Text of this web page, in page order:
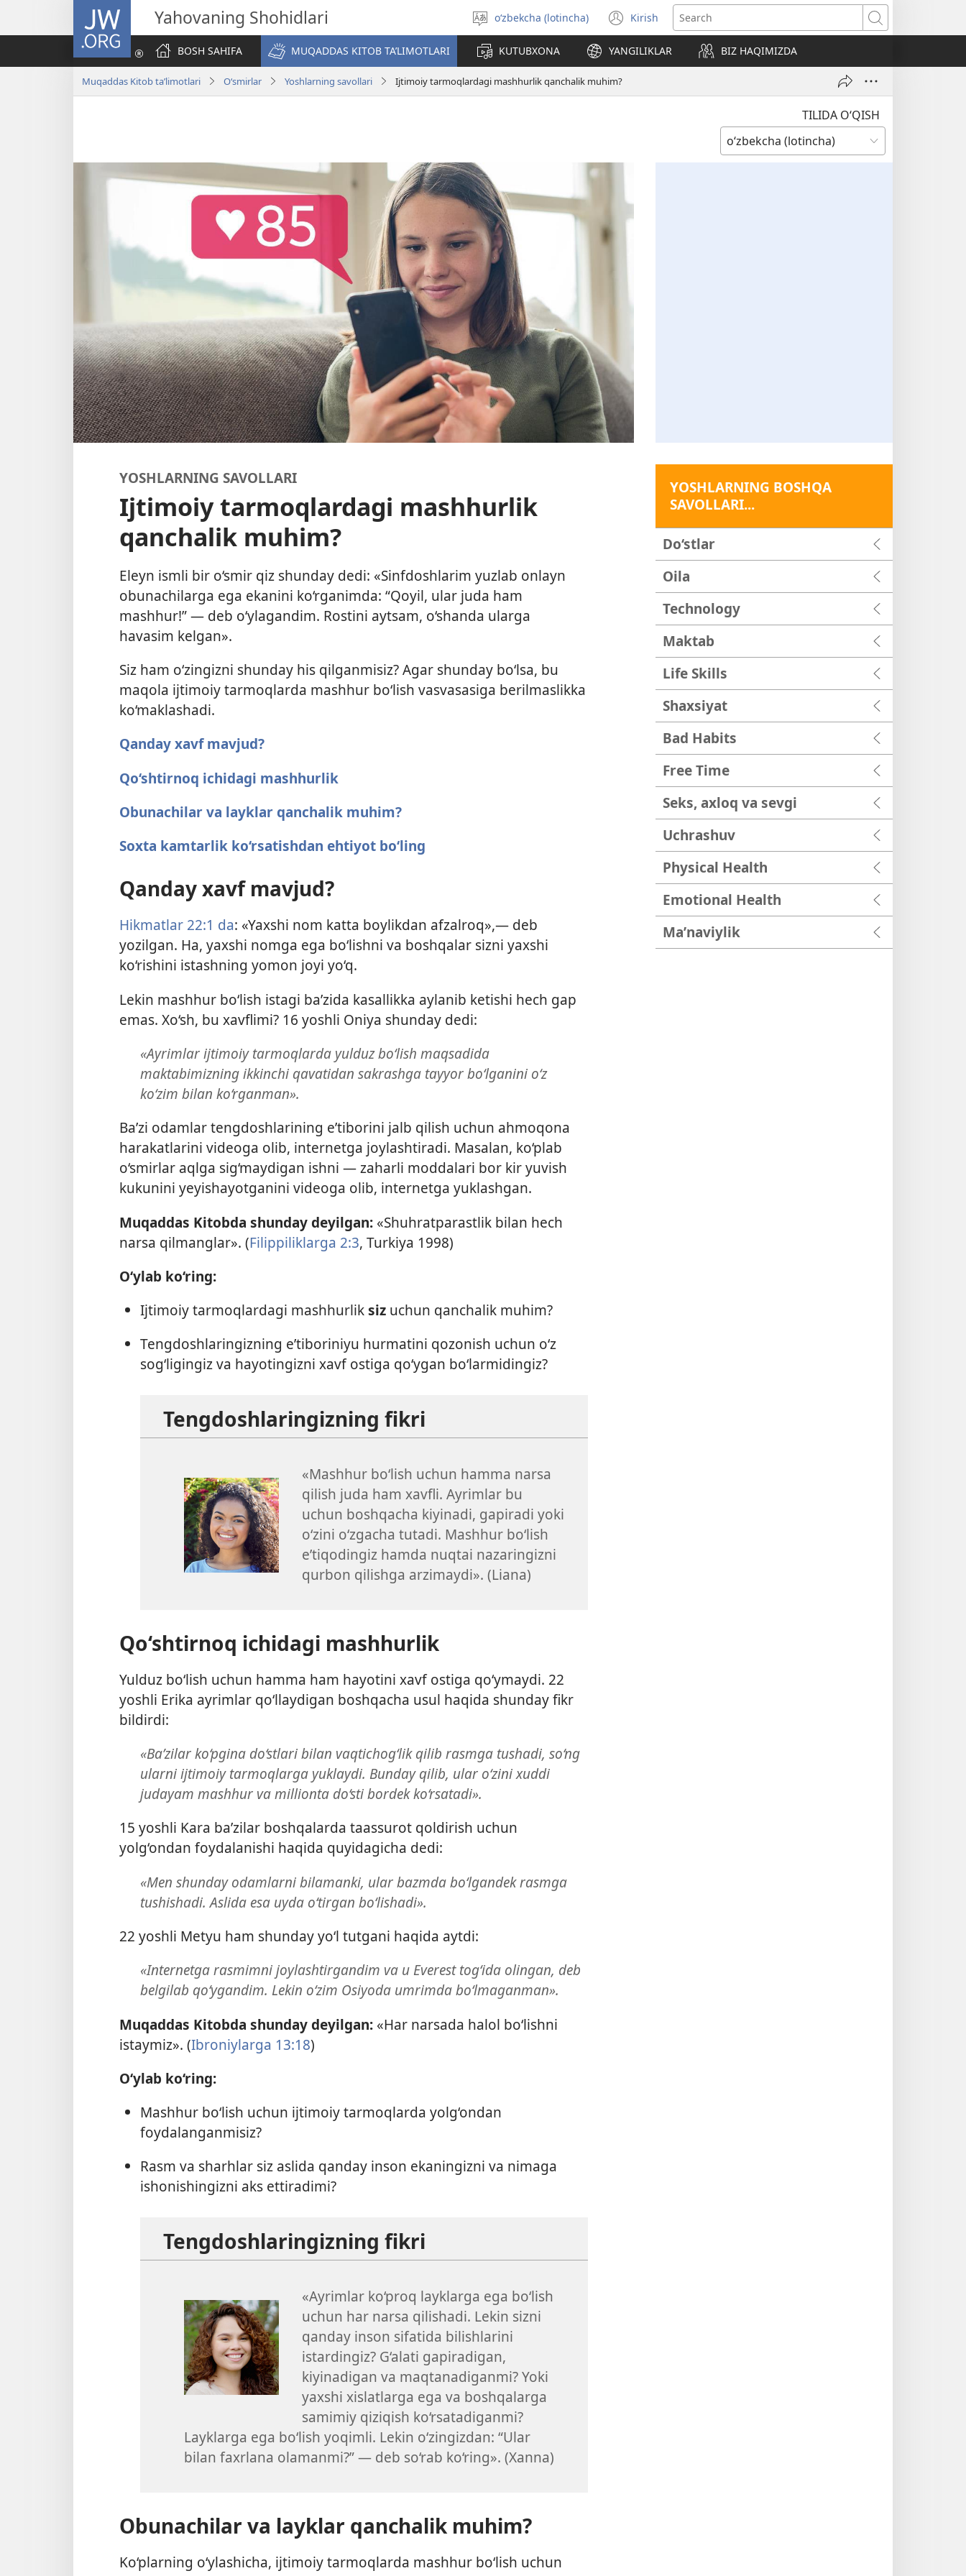
JW.ORG Yahovaning Shohidlari
Tilni
tanlang
o‘zbekcha (lotincha) Kirish
(opens
new
window)
Search
BOSH SAHIFA
MUQADDAS KITOB TA’LIMOTLARI KUTUBXONA YANGILIKLAR BIZ HAQIMIZDA
Muqaddas Kitob ta’limotlari O‘smirlar Yoshlarning savollari Ijtimoiy tarmoqlardagi mashhurlik qanchalik muhim?
TILIDA O‘QISH
YOSHLARNING SAVOLLARI
Ijtimoiy tarmoqlardagi mashhurlik
qanchalik muhim?
Eleyn ismli bir o‘smir qiz shunday dedi: «Sinfdoshlarim yuzlab onlayn
obunachilarga ega ekanini ko‘rganimda: “Qoyil, ular juda ham
mashhur!” — deb o‘ylagandim. Rostini aytsam, o‘shanda ularga
havasim kelgan».
Siz ham o‘zingizni shunday his qilganmisiz? Agar shunday bo‘lsa, bu
maqola ijtimoiy tarmoqlarda mashhur bo‘lish vasvasasiga berilmaslikka
ko‘maklashadi.
Qanday xavf mavjud?
Qo‘shtirnoq ichidagi mashhurlik
Obunachilar va layklar qanchalik muhim?
Soxta kamtarlik ko‘rsatishdan ehtiyot bo‘ling
Qanday xavf mavjud?
Hikmatlar 22:1 da: «Yaxshi nom katta boylikdan afzalroq»,— deb
yozilgan. Ha, yaxshi nomga ega bo‘lishni va boshqalar sizni yaxshi
ko‘rishini istashning yomon joyi yo‘q.
Lekin mashhur bo‘lish istagi ba’zida kasallikka aylanib ketishi hech gap
emas. Xo‘sh, bu xavflimi? 16 yoshli Oniya shunday dedi:
«Ayrimlar ijtimoiy tarmoqlarda yulduz bo‘lish maqsadida
maktabimizning ikkinchi qavatidan sakrashga tayyor bo‘lganini o‘z
ko‘zim bilan ko‘rganman».
Ba’zi odamlar tengdoshlarining e’tiborini jalb qilish uchun ahmoqona
harakatlarini videoga olib, internetga joylashtiradi. Masalan, ko‘plab
o‘smirlar aqlga sig‘maydigan ishni — zaharli moddalari bor kir yuvish
kukunini yeyishayotganini videoga olib, internetga yuklashgan.
Muqaddas Kitobda shunday deyilgan: «Shuhratparastlik bilan hech
narsa qilmanglar». (Filippiliklarga 2:3, Turkiya 1998)
O‘ylab ko‘ring:
Ijtimoiy tarmoqlardagi mashhurliksizuchun qanchalik muhim?
Tengdoshlaringizning e’tiboriniyu hurmatini qozonish uchun o‘z
sog‘ligingiz va hayotingizni xavf ostiga qo‘ygan bo‘larmidingiz?
Tengdoshlaringizning fikri
«Mashhur bo‘lish uchun hamma narsa
qilish juda ham xavfli. Ayrimlar bu
uchun boshqacha kiyinadi, gapiradi yoki
o‘zini o‘zgacha tutadi. Mashhur bo‘lish
e’tiqodingiz hamda nuqtai nazaringizni
qurbon qilishga arzimaydi». (Liana)
Qo‘shtirnoq ichidagi mashhurlik
Yulduz bo‘lish uchun hamma ham hayotini xavf ostiga qo‘ymaydi. 22
yoshli Erika ayrimlar qo‘llaydigan boshqacha usul haqida shunday fikr
bildirdi:
«Ba’zilar ko‘pgina do‘stlari bilan vaqtichog‘lik qilib rasmga tushadi, so‘ng
ularni ijtimoiy tarmoqlarga yuklaydi. Bunday qilib, ular o‘zini xuddi
judayam mashhur va millionta do‘sti bordek ko‘rsatadi».
15 yoshli Kara ba’zilar boshqalarda taassurot qoldirish uchun
yolg‘ondan foydalanishi haqida quyidagicha dedi:
«Men shunday odamlarni bilamanki, ular bazmda bo‘lgandek rasmga
tushishadi. Aslida esa uyda o‘tirgan bo‘lishadi».
22 yoshli Metyu ham shunday yo‘l tutgani haqida aytdi:
«Internetga rasmimni joylashtirgandim va u Everest tog‘ida olingan, deb
belgilab qo‘ygandim. Lekin o‘zim Osiyoda umrimda bo‘lmaganman».
Muqaddas Kitobda shunday deyilgan: «Har narsada halol bo‘lishni
istaymiz». (Ibroniylarga 13:18)
O‘ylab ko‘ring:
Mashhur bo‘lish uchun ijtimoiy tarmoqlarda yolg‘ondan
foydalanganmisiz?
Rasm va sharhlar siz aslida qanday inson ekaningizni va nimaga
ishonishingizni aks ettiradimi?
Tengdoshlaringizning fikri
«Ayrimlar ko‘proq layklarga ega bo‘lish
uchun har narsa qilishadi. Lekin sizni
qanday inson sifatida bilishlarini
istardingiz? G‘alati gapiradigan,
kiyinadigan va maqtanadiganmi? Yoki
yaxshi xislatlarga ega va boshqalarga
samimiy qiziqish ko‘rsatadiganmi?
Layklarga ega bo‘lish yoqimli. Lekin o‘zingizdan: “Ular
bilan faxrlana olamanmi?” — deb so‘rab ko‘ring». (Xanna)
Obunachilar va layklar qanchalik muhim?
Ko‘plarning o‘ylashicha, ijtimoiy tarmoqlarda mashhur bo‘lish uchun
YOSHLARNING BOSHQA
SAVOLLARI...
Do‘stlar
Oila
Technology
Maktab
Life Skills
Shaxsiyat
Bad Habits
Free Time
Seks, axloq va sevgi
Uchrashuv
Physical Health
Emotional Health
Maʼnaviylik